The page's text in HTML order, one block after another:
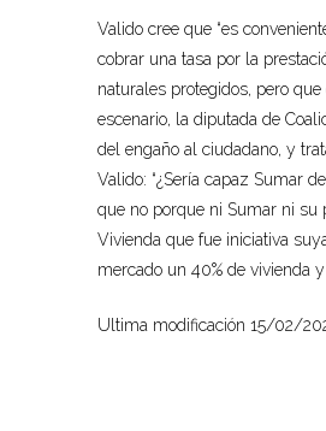
Valido cree que “es
cobrar una tasa por la
naturales protegidos, pero
escenario, la diputada de
del engaño al ciudadano, y
Valido: “¿Sería capaz Sumar
que no porque ni Sumar ni su
Vivienda que fue iniciativa
mercado un 40% de vivienda
Ultima modificación 15/02/